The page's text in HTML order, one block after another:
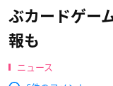
ぶカードゲー
報も
ニュース